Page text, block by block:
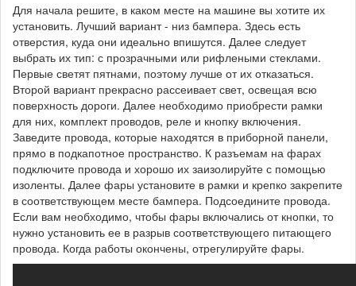
Для начала решите, в каком месте на машине вы хотите их
установить. Лучший вариант - низ бампера. Здесь есть
отверстия, куда они идеально впишутся. Далее следует
выбрать их тип: с прозрачными или рифлеными стеклами.
Первые светят пятнами, поэтому лучше от их отказаться.
Второй вариант прекрасно рассеивает свет, освещая всю
поверхность дороги. Далее необходимо приобрести рамки
для них, комплект проводов, реле и кнопку включения.
Заведите провода, которые находятся в приборной панели,
прямо в подкапотное пространство. К разъемам на фарах
подключите провода и хорошо их заизолируйте с помощью
изоленты. Далее фары установите в рамки и крепко закрепите
в соответствующем месте бампера. Подсоедините провода.
Если вам необходимо, чтобы фары включались от кнопки, то
нужно установить ее в разрыв соответствующего питающего
провода. Когда работы окончены, отрегулируйте фары.